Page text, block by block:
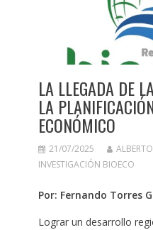
LA LLEGADA DE
LA
ECONÓMICO
21/07/2025
INVESTIGACIÓN BIOECO
Por: Fernando Torres
Lograr un desarrollo